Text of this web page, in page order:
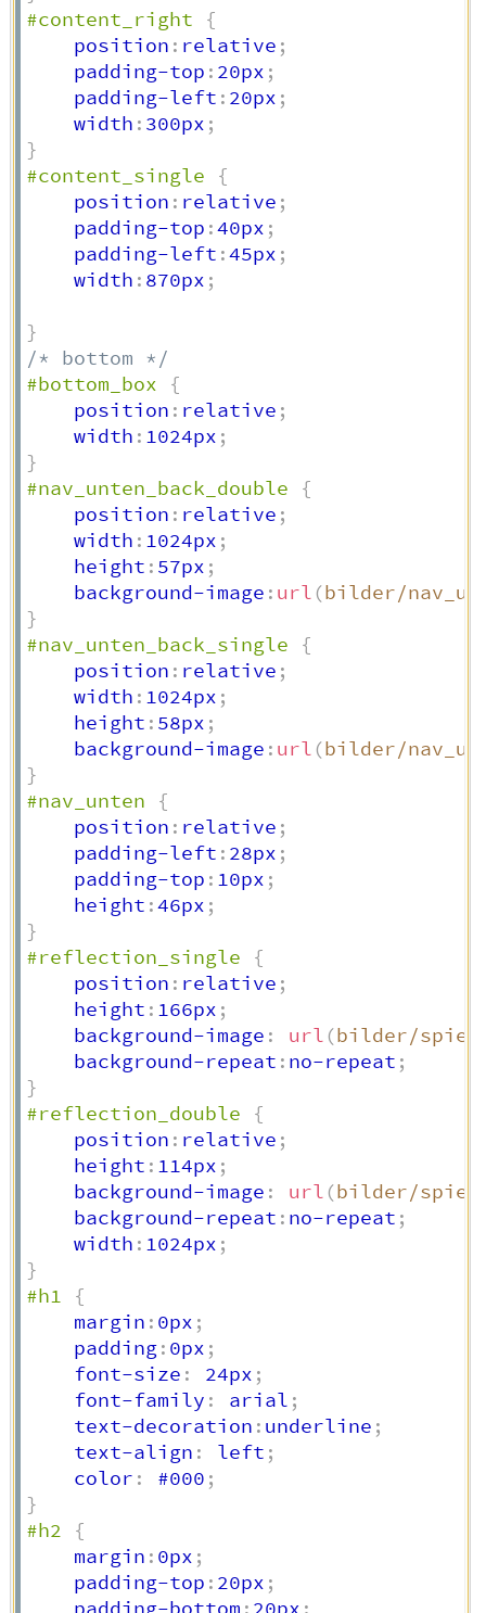
#content_right
{
    position
: relative ;
    padding-top
: 20px ;
    padding-left
: 20px ;
    width
: 300px ;
}
#content_single
{
    position
: relative ;
    padding-top
:40px ;
    padding-left
:45px ;
    width
: 870px ;
}
/* bottom */
#bottom_box
{
    position
: relative ;
    width
: 1024px ;
}
#nav_unten_back_double
{
    position
: relative ;
    width
: 1024px ;
    height
: 57px ;
    background-image
: url (bilder/
}
#nav_unten_back_single
{
    position
: relative ;
    width
: 1024px ;
    height
: 58px ;
    background-image
: url (bilder/
}
#nav_unten
{
    position
: relative ;
    padding-left
: 28px ;
    padding-top
: 10px ;
    height
:46px ;
}
#reflection_single
{
    position
: relative ;
    height
: 166px ;
    background-image
: url (bilder/
    background-repeat
: no-repeat ;
}
#reflection_double
{
    position
: relative ;
    height
: 114px ;
    background-image
: url (bilder/
    background-repeat
: no-repeat ;
    width
: 1024px ;
}
#h1
{
    margin
: 0px ;
    padding
: 0px ;
    font-size
: 24px ;
    font-family
: arial ;
    text-decoration
: underline ;
    text-align
: left ;
    color
: #000 ;
}
#h2
{
    margin
: 0px ;
    padding-top
: 20px ;